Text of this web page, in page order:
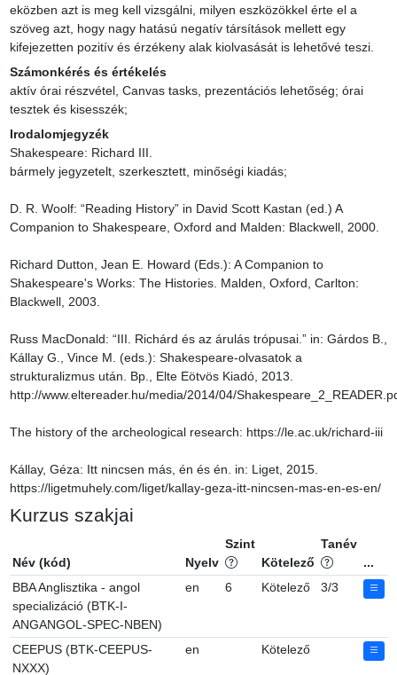
eközben azt is meg kell vizsgálni, milyen eszközökkel érte el a
szöveg azt, hogy nagy hatású negatív társítások mellett egy
kifejezetten pozitív és érzékeny alak kiolvasását is lehetővé teszi.
Számonkérés és értékelés
aktív órai részvétel, Canvas tasks, prezentációs lehetőség; órai
tesztek és kisesszék;
Irodalomjegyzék
Shakespeare: Richard III.
bármely jegyzetelt, szerkesztett, minőségi kiadás;
D. R. Woolf: “Reading History” in David Scott Kastan (ed.) A
Companion to Shakespeare, Oxford and Malden: Blackwell, 2000.
Richard Dutton, Jean E. Howard (Eds.): A Companion to
Shakespeare's Works: The Histories. Malden, Oxford, Carlton:
Blackwell, 2003.
Russ MacDonald: “III. Richárd és az árulás trópusai.” in: Gárdos B.,
Kállay G., Vince M. (eds.): Shakespeare-olvasatok a
strukturalizmus után. Bp., Elte Eötvös Kiadó, 2013.
http://www.eltereader.hu/media/2014/04/
The history of the archeological research: https://le.ac.uk/richard-iii
Kállay, Géza: Itt nincsen más, én és én. in: Liget, 2015.
https://ligetmuhely.com/liget/kallay-geza-itt-nincsen-mas-en-es-en/
Kurzus szakjai
Név (kód) Nyelv
Szint
Kötelező
Tanév
...
BBA Anglisztika - angol
specializáció (BTK-I-
ANGANGOL-SPEC-NBEN)
en 6 Kötelező 3/3
CEEPUS (BTK-CEEPUS-
NXXX)
en Kötelező